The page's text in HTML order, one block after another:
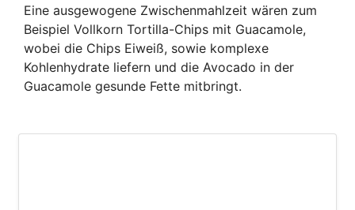
Eine ausgewogene Zwischenmahlzeit wären zum
Beispiel Vollkorn Tortilla-Chips mit Guacamole,
wobei die Chips Eiweiß, sowie komplexe
Kohlenhydrate liefern und die Avocado in der
Guacamole gesunde Fette mitbringt.